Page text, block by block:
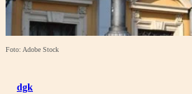
Foto: Adobe Stock
dgk